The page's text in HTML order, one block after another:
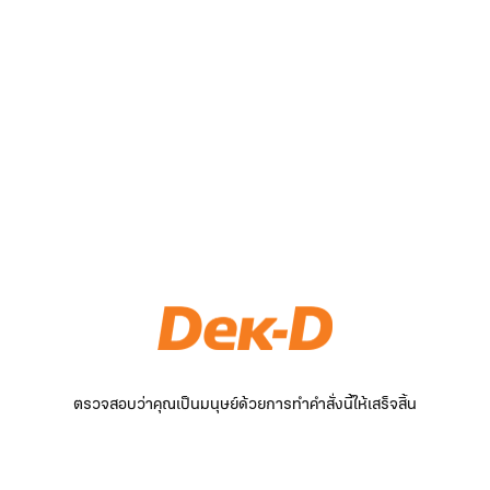
ตรวจสอบว่าคุณเป็นมนุษย์ด้วยการทำคำสั่งนี้ให้เสร็จสิ้น